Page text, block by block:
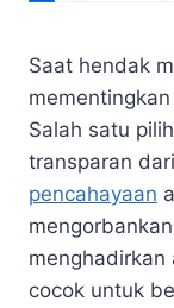
Saat hendak
Salah satu
transparan
pencahayaan
menghadirkan
cocok untuk